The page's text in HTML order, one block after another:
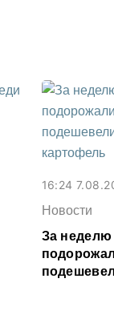
16:24
Новости
За